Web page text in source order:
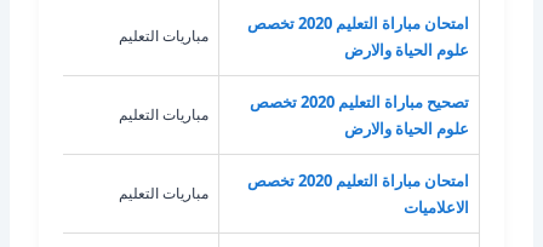
امتحان مباراة التعليم 2020 تخصص
علوم الحياة والارض
مباريات التعليم
تصحيح مباراة التعليم 2020 تخصص
علوم الحياة والارض
مباريات التعليم
امتحان مباراة التعليم 2020 تخصص
الاعلاميات
مباريات التعليم